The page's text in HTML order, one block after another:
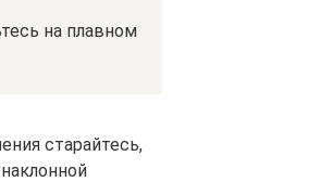
на плавном
старайтесь,